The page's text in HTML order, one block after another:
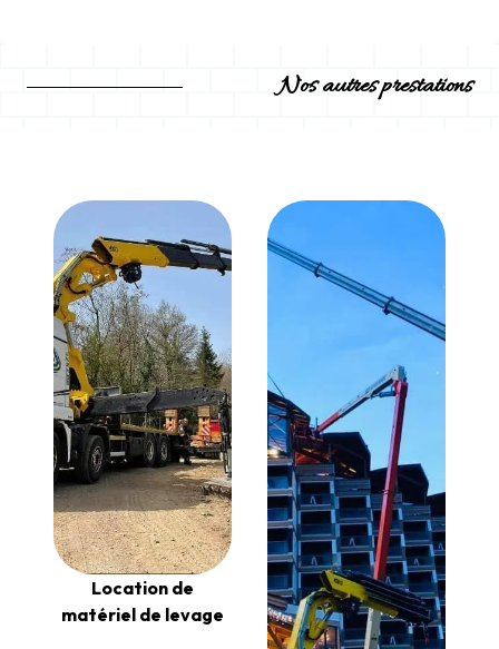
Nos autres prestations
Location de
matériel de levage